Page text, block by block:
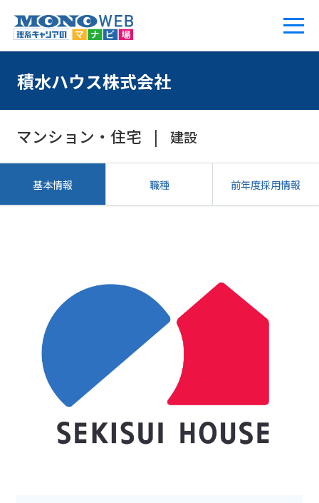
積水ハウス株式会社
マンション・住宅 建設
基本情報 職種 前年度採用情報